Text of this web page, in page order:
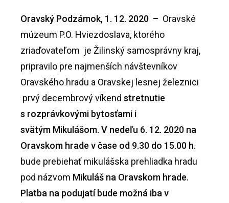
Oravský Podzámok, 1. 12. 2020 – Oravské
múzeum P.O. Hviezdoslava, ktorého
zriaďovateľom je Žilinský samosprávny kraj,
pripravilo pre najmenších návštevníkov
Oravského hradu a Oravskej lesnej železnici
prvý decembrový víkend stretnutie
s rozprávkovými bytosťami i
svätým Mikulášom. V nedeľu 6. 12. 2020 na
Oravskom hrade v čase od 9.30 do 15.00 h.
bude prebiehať mikulášska prehliadka hradu
pod názvom Mikuláš na Oravskom hrade.
Platba na podujatí bude možná iba v